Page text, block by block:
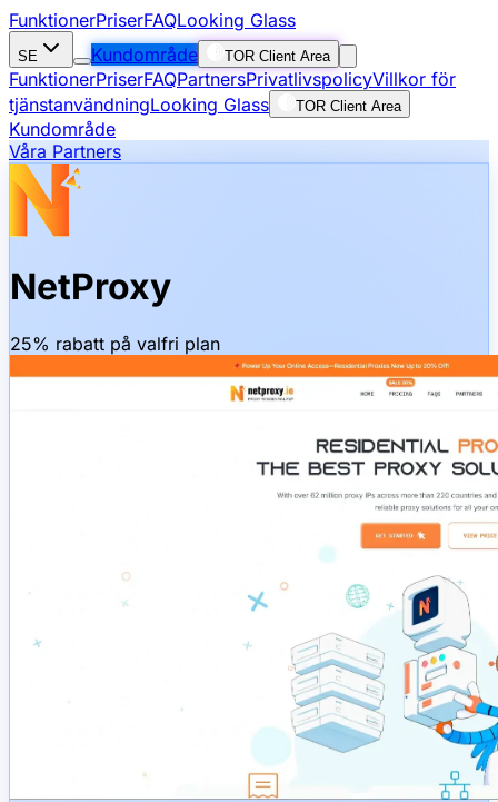
FunktionerPriserFAQLooking Glass
SE Kundområde TOR Client Area
FunktionerPriserFAQPartnersPrivatlivspolicyVillkor för
tjänstanvändningLooking Glass TOR Client Area
Kundområde
Våra Partners
NetProxy
25% rabatt på valfri plan